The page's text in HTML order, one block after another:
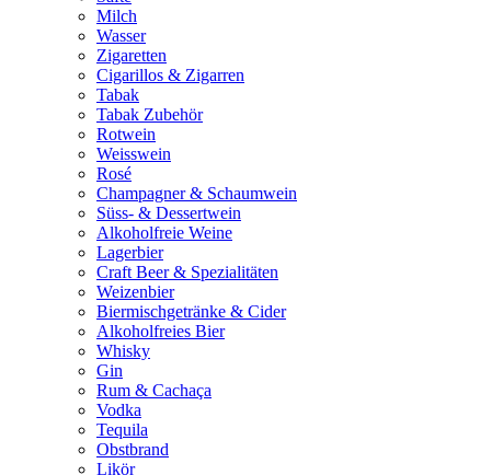
Milch
Wasser
Zigaretten
Cigarillos & Zigarren
Tabak
Tabak Zubehör
Rotwein
Weisswein
Rosé
Champagner & Schaumwein
Süss- & Dessertwein
Alkoholfreie Weine
Lagerbier
Craft Beer & Spezialitäten
Weizenbier
Biermischgetränke & Cider
Alkoholfreies Bier
Whisky
Gin
Rum & Cachaça
Vodka
Tequila
Obstbrand
Likör